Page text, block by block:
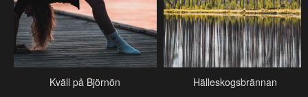
Kväll på Björnön Hälleskogsbrännan